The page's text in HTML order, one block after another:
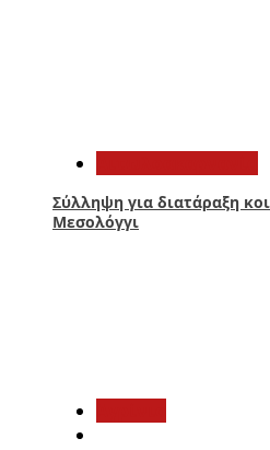
Σύλληψη για διατάραξη
Μεσολόγγι